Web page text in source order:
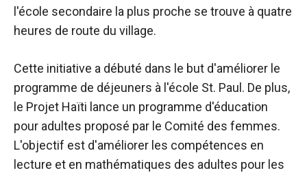
l'école secondaire la plus proche se trouve à quatre
heures de route du village.
Cette initiative a débuté dans le but d'améliorer le
programme de déjeuners à l'école St. Paul. De plus,
le Projet Haïti lance un programme d'éducation
pour adultes proposé par le Comité des femmes.
L'objectif est d'améliorer les compétences en
lecture et en mathématiques des adultes pour les